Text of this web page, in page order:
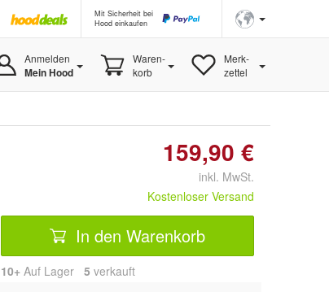
Mit Sicherheit bei
Hood einkaufen
Anmelden
Mein Hood
Waren-
korb
Merk-
zettel
159,90 €
inkl. MwSt.
Kostenloser Versand
In den Warenkorb
10+ Auf Lager 5 verkauft